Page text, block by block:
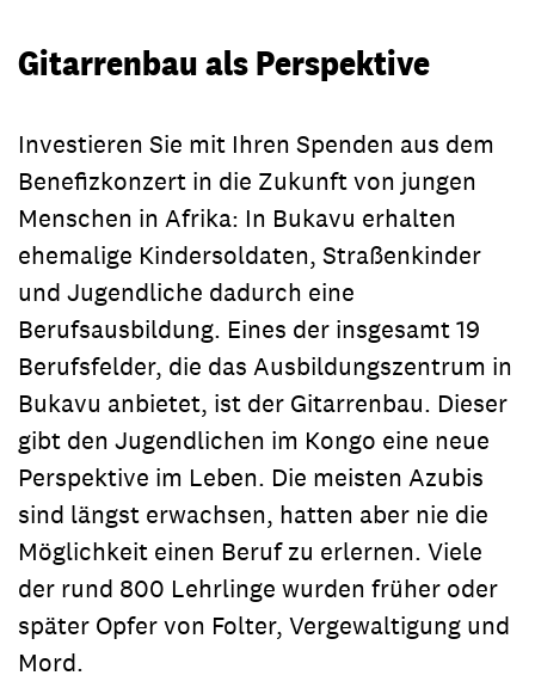
Gitarrenbau als Perspektive
Investieren Sie mit Ihren Spenden aus dem
Benefizkonzert in die Zukunft von jungen
Menschen in Afrika: In Bukavu erhalten
ehemalige Kindersoldaten, Straßenkinder
und Jugendliche dadurch eine
Berufsausbildung. Eines der insgesamt 19
Berufsfelder, die das Ausbildungszentrum in
Bukavu anbietet, ist der Gitarrenbau. Dieser
gibt den Jugendlichen im Kongo eine neue
Perspektive im Leben. Die meisten Azubis
sind längst erwachsen, hatten aber nie die
Möglichkeit einen Beruf zu erlernen. Viele
der rund 800 Lehrlinge wurden früher oder
später Opfer von Folter, Vergewaltigung und
Mord.